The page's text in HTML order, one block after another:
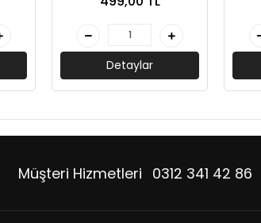
Detaylar
Müşteri Hizmetleri 0312 341 42 86